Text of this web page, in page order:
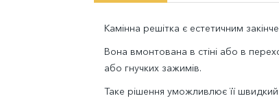
Камінна решітка є естетичним
Вона вмонтована в стіні або в
або гнучких зажимів.
Таке рішення уможливлює її